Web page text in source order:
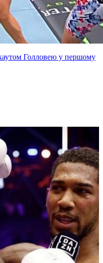
Голловею у першому